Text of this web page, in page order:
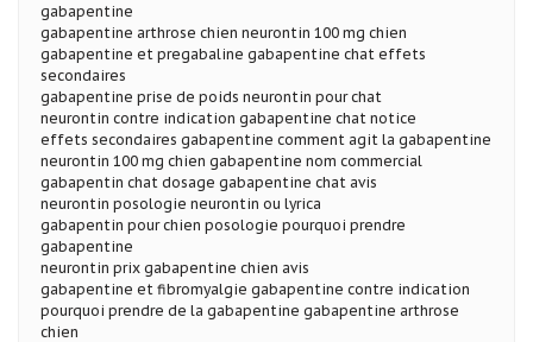
gabapentine
gabapentine arthrose chien neurontin 100 mg chien
gabapentine et pregabaline gabapentine chat effets
secondaires
gabapentine prise de poids neurontin pour chat
neurontin contre indication gabapentine chat notice
effets secondaires gabapentine comment agit la gabapentine
neurontin 100 mg chien gabapentine nom commercial
gabapentin chat dosage gabapentine chat avis
neurontin posologie neurontin ou lyrica
gabapentin pour chien posologie pourquoi prendre
gabapentine
neurontin prix gabapentine chien avis
gabapentine et fibromyalgie gabapentine contre indication
pourquoi prendre de la gabapentine gabapentine arthrose
chien